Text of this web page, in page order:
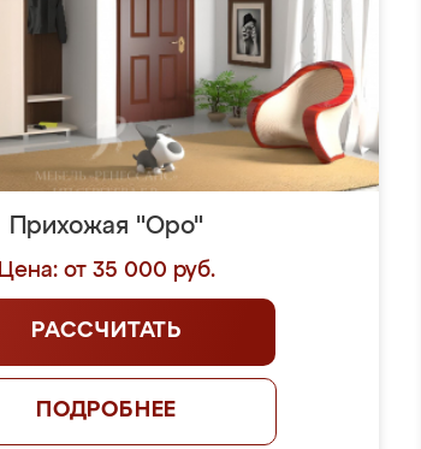
Прихожая "Оро"
Цена: от 35 000 руб.
РАССЧИТАТЬ
ПОДРОБНЕЕ